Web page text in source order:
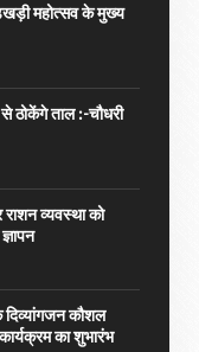
महोत्सव के मुख्य
ठोकेंगे ताल :-चौधरी
राशन व्यवस्था को
दिव्यांगजन कौशल
का शुभारंभ